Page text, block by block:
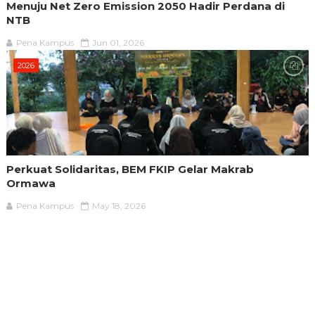
Menuju Net Zero Emission 2050 Hadir Perdana di
NTB
Pena Kampus Jun 01, 2026
2026
Perkuat Solidaritas, BEM FKIP Gelar Makrab
Ormawa
Pena Kampus May 18, 2026